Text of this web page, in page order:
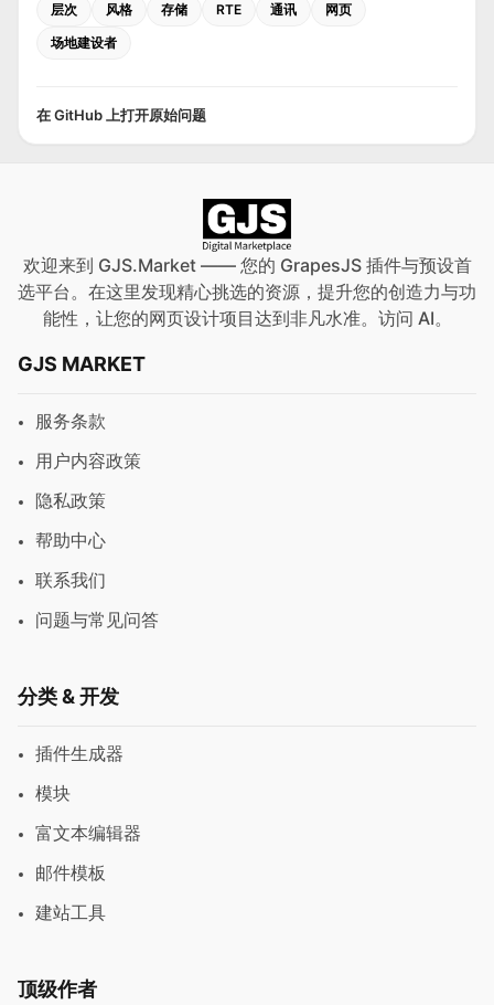
层次
风格 存储 RTE 通讯
网页
场地建设者
在 GitHub 上打开原始问题
欢迎来到 GJS.Market —— 您的 GrapesJS 插件与预设首
选平台。在这里发现精心挑选的资源，提升您的创造力与功
能性，让您的网页设计项目达到非凡水准。访问 AI。
GJS MARKET
服务条款
用户内容政策
隐私政策
帮助中心
联系我们
问题与常见问答
分类 & 开发
插件生成器
模块
富文本编辑器
邮件模板
建站工具
顶级作者